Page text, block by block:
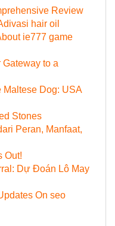
Review
hair oil
ie777 game
to a
Maltese Dog: USA
Stones
Peran, Manfaat,
Out!
Dự Đoán Lô May
On seo